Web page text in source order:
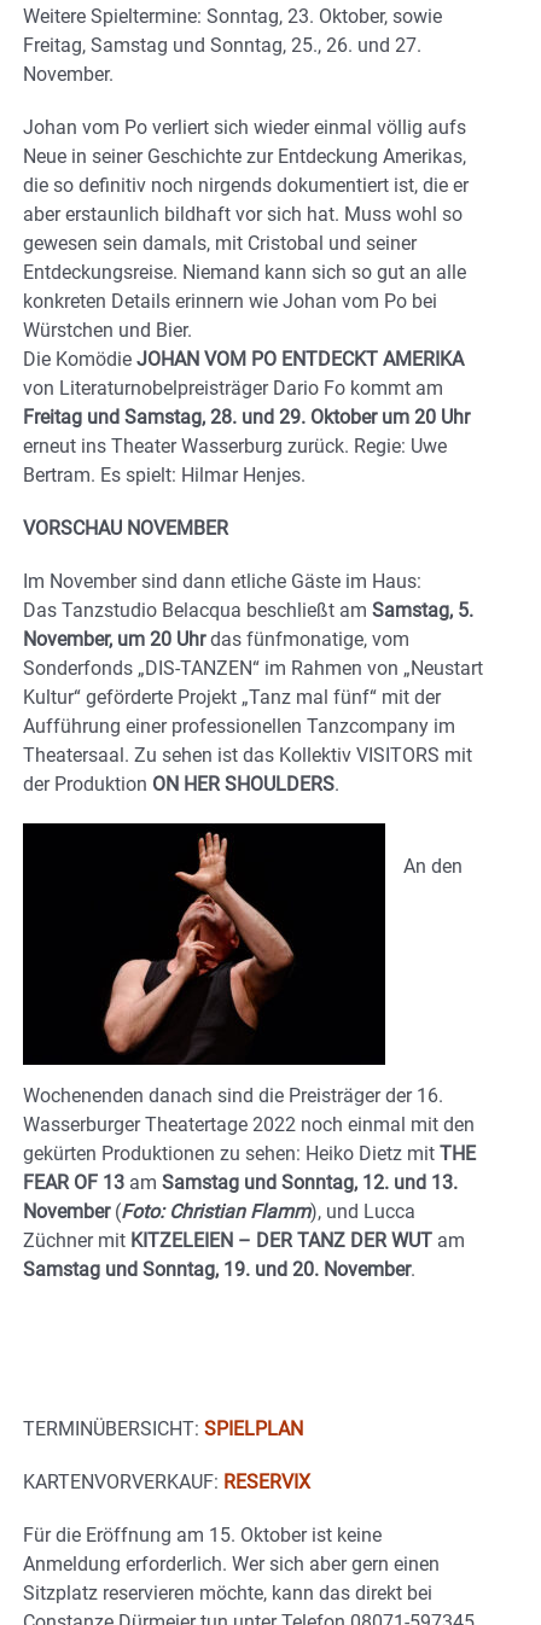
Weitere Spieltermine: Sonntag, 23. Oktober, sowie
Freitag, Samstag und Sonntag, 25., 26. und 27.
November.
Johan vom Po verliert sich wieder einmal völlig aufs
Neue in seiner Geschichte zur Entdeckung Amerikas,
die so definitiv noch nirgends dokumentiert ist, die er
aber erstaunlich bildhaft vor sich hat. Muss wohl so
gewesen sein damals, mit Cristobal und seiner
Entdeckungsreise. Niemand kann sich so gut an alle
konkreten Details erinnern wie Johan vom Po bei
Würstchen und Bier.
Die Komödie JOHAN VOM PO ENTDECKT AMERIKA
von Literaturnobelpreisträger Dario Fo kommt am
Freitag und Samstag, 28. und 29. Oktober um 20 Uhr
erneut ins Theater Wasserburg zurück. Regie: Uwe
Bertram. Es spielt: Hilmar Henjes.
VORSCHAU NOVEMBER
Im November sind dann etliche Gäste im Haus:
Das Tanzstudio Belacqua beschließt am Samstag, 5.
November, um 20 Uhrdas fünfmonatige, vom
Sonderfonds „DIS-TANZEN“ im Rahmen von „Neustart
Kultur“ geförderte Projekt „Tanz mal fünf“ mit der
Aufführung einer professionellen Tanzcompany im
Theatersaal. Zu sehen ist das Kollektiv VISITORS mit
der Produktion ON HER SHOULDERS.
An den
Wochenenden danach sind die Preisträger der 16.
Wasserburger Theatertage 2022 noch einmal mit den
gekürten Produktionen zu sehen: Heiko Dietz mit THE
FEAR OF 13 am Samstag und Sonntag, 12. und 13.
November(Foto: Christian Flamm), und Lucca
Züchner mit KITZELEIEN – DER TANZ DER WUT am
Samstag und Sonntag, 19. und 20. November.
TERMINÜBERSICHT: SPIELPLAN
KARTENVORVERKAUF: RESERVIX
Für die Eröffnung am 15. Oktober ist keine
Anmeldung erforderlich. Wer sich aber gern einen
Sitzplatz reservieren möchte, kann das direkt bei